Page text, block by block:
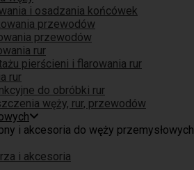
i osadzania końcówek
przewodów
przewodów
rur
pierścieni i flarowania rur
rur
do obróbki rur
węży, rur, przewodów
i akcesoria do węży przemysłowych
i akcesoria